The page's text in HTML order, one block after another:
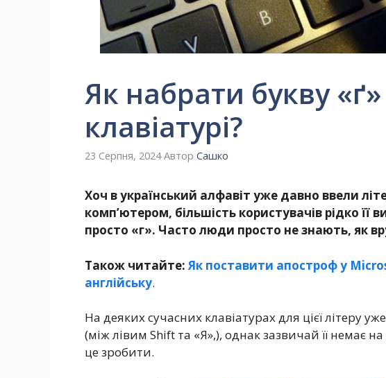
Як набрати букву
клавіатурі?
23 Серпня, 2024 Автор Сашко
Хоч в український алфавіт уже давно ввели
комп’ютером, більшість користувачів рідко
просто «г». Часто люди просто не знають, як
Також читайте: Як поставити апостроф у
англійську.
На деяких сучасних клавіатурах для цієї літеру
(між лівим Shift та «Я»,), однак зазвичай її немає на
це зробити.